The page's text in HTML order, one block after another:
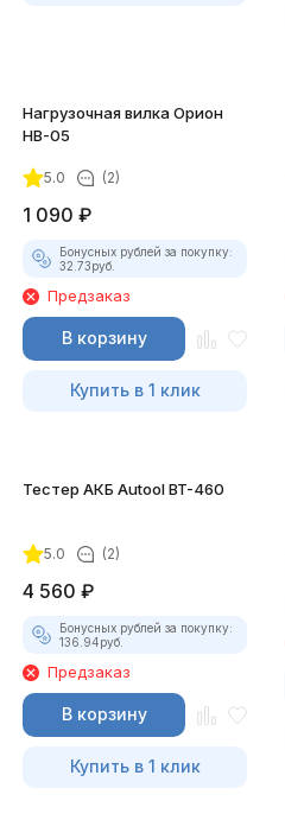
Нагрузочная вилка Орион
НВ-05
5.0 (2)
1 090 ₽
Бонусных рублей за покупку:
32.73руб.
Предзаказ
В корзину
Купить в 1 клик
Тестер АКБ Autool BT-460
5.0 (2)
4 560 ₽
Бонусных рублей за покупку:
136.94руб.
Предзаказ
В корзину
Купить в 1 клик